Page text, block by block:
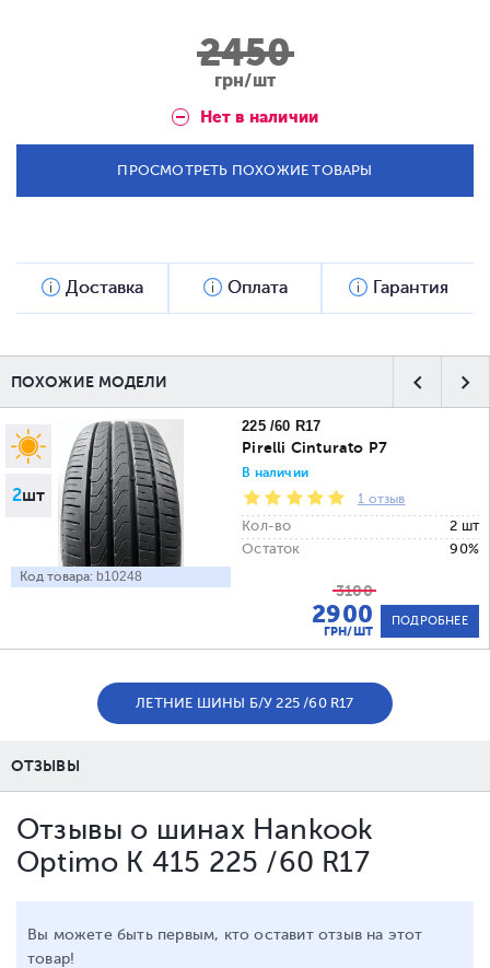
2450
грн/шт
Нет в наличии
ПРОСМОТРЕТЬ ПОХОЖИЕ ТОВАРЫ
Доставка Оплата Гарантия
ПОХОЖИЕ МОДЕЛИ
2шт
Код товара: b10248
225 /60 R17
Pirelli Cinturato P7
В наличии
1 отзыв
Кол-во
2 шт
Остаток
90%
3100
2900
ГРН/ШТ
ПОДРОБНЕЕ
ЛЕТНИЕ ШИНЫ Б/У 225 /60 R17
ОТЗЫВЫ
Отзывы о шинах Hankook
Optimo K 415 225 /60 R17
Вы можете быть первым, кто оставит отзыв на этот
товар!